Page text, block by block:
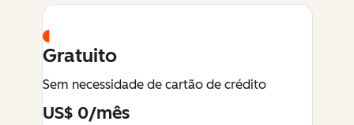
Gratuito
Sem necessidade de cartão de crédito
US$ 0/mês